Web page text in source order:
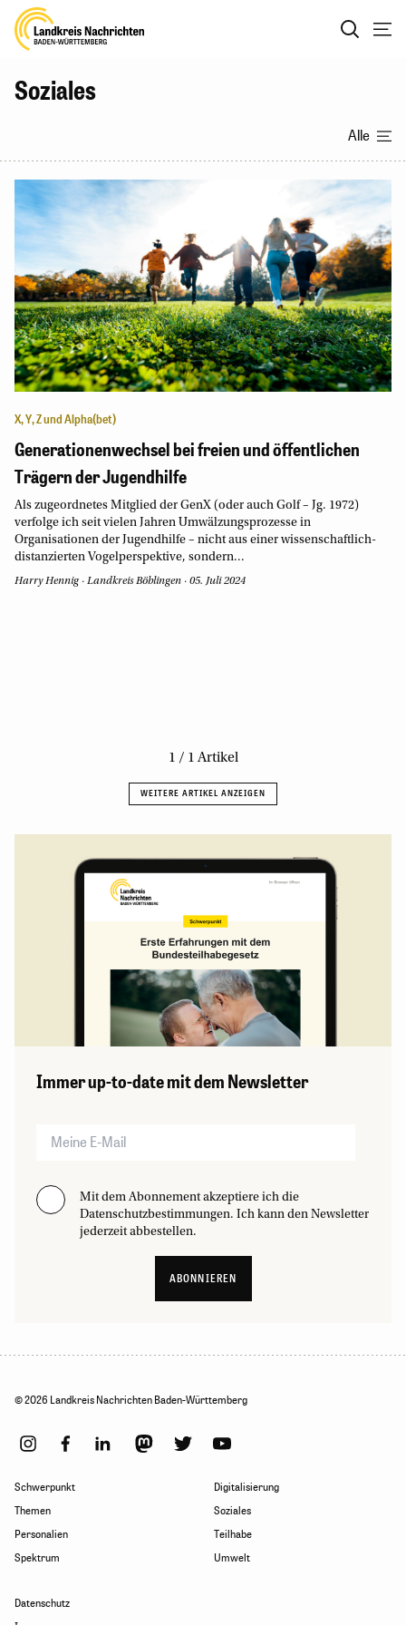
Soziales
Alle
X, Y, Z und Alpha(bet)
Generationenwechsel bei freien und öffentlichen
Trägern der Jugendhilfe
Als zugeordnetes Mitglied der GenX (oder auch Golf – Jg. 1972)
verfolge ich seit vielen Jahren Umwälzungsprozesse in
Organisationen der Jugendhilfe – nicht aus einer wissenschaftlich-
distanzierten Vogelperspektive, sondern...
Harry Hennig · Landkreis Böblingen · 05. Juli 2024
Immer up-to-date mit dem Newsletter
Mit dem Abonnement akzeptiere ich die
Datenschutzbestimmungen. Ich kann den Newsletter
jederzeit abbestellen.
ABONNIEREN
Schwerpunkt
Themen
Personalien
Spektrum
Digitalisierung
Soziales
Teilhabe
Umwelt
Datenschutz
© 2026 Landkreis Nachrichten Baden-Württemberg